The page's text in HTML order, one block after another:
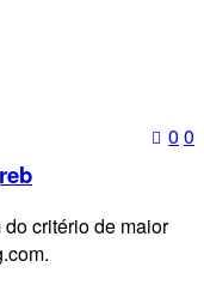
0 0
critério de maior